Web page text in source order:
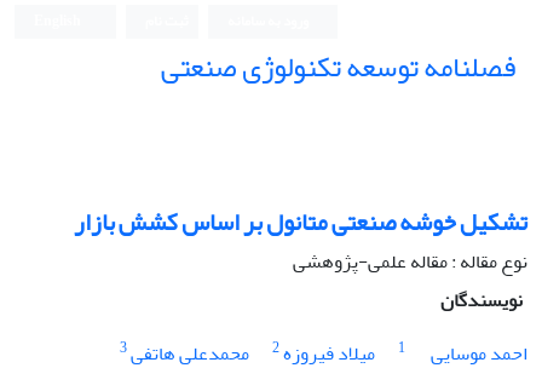
فصلنامه توسعه تکنولوژی صنعتی
تشکیل خوشه صنعتی متانول بر اساس کشش بازار
نوع مقاله : مقاله علمی-پژوهشی
نویسندگان
احمد موسایی
1 میلاد فیروزه2 محمدعلی هاتفی3